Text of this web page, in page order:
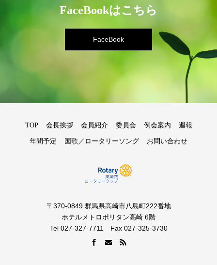
FaceBookはこちら
FaceBook
TOP 会長挨拶 会員紹介 委員会 例会案内 週報
年間予定 国歌／ロータリーソング お問い合わせ
〒370-0849 群馬県高崎市八島町222番地
ホテルメトロポリタン高崎 6階
Tel 027-327-7711 Fax 027-325-3730